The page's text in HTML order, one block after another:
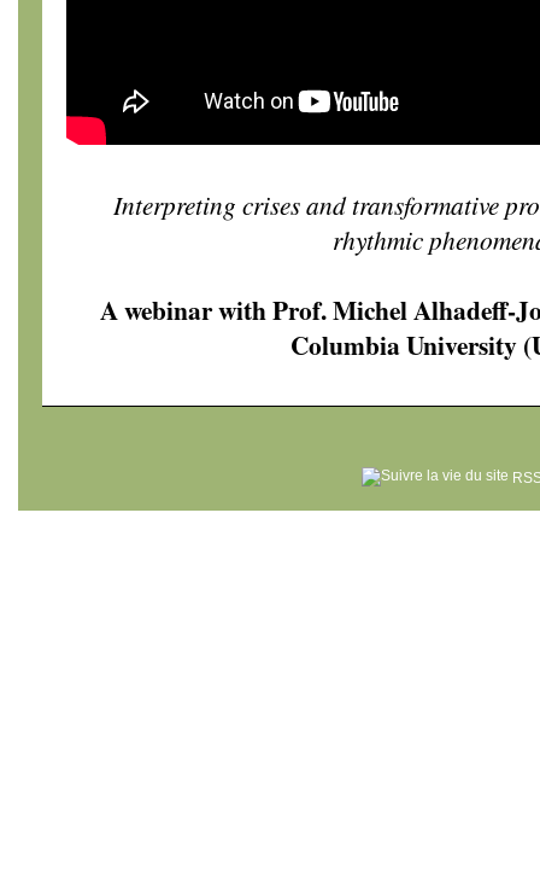
Interpreting crises and transformative
rhythmic
A webinar with Prof. Michel Alhadeff-
Columbia University